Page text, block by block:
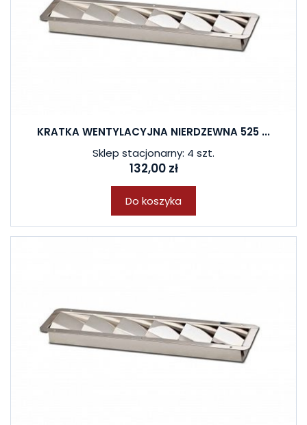
KRATKA WENTYLACYJNA NIERDZEWNA 525 ...
Sklep stacjonarny: 4 szt.
132,00 zł
Do koszyka